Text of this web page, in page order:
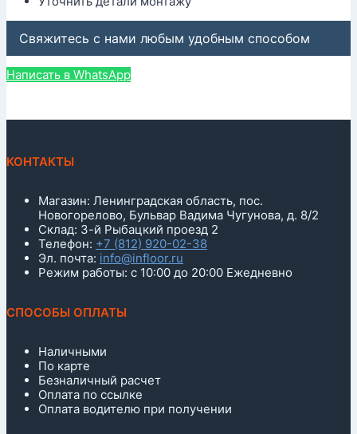
Свяжитесь с нами любым удобным способом
Написать в WhatsApp
КОНТАКТЫ
Магазин: Ленинградская область, пос.
Новогорелово, Бульвар Вадима Чугунова, д. 8/2
Склад: 3-й Рыбацкий проезд 2
Телефон: +7 (812) 920-02-38
Эл. почта: info@infloor.ru
Режим работы: с 10:00 до 20:00 Ежедневно
СПОСОБЫ ОПЛАТЫ
Наличными
По карте
Безналичный расчет
Оплата по ссылке
Оплата водителю при получении